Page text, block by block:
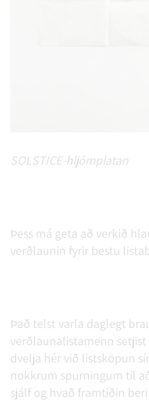
SOLSTICE-hljómplatan
Þess má geta að verkið
verðlaunin fyrir bestu
Það telst varla daglegt
verðlaunalistamenn
dvelja hér við listsköpun
nokkrum spurningum til
sjálf og hvað framtíðin beri